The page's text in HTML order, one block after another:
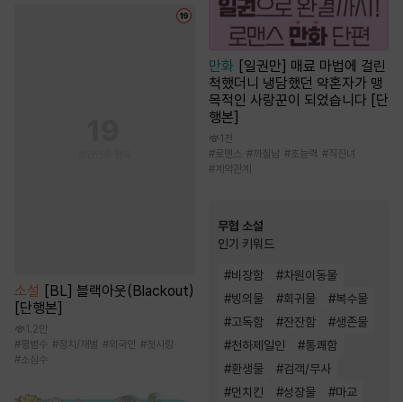
소설 [BL] 블랙아웃(Blackout)
[단행본]
1.2만
#평범수 #정치/재벌 #외국인 #첫사랑
#소심수
만화 [일권만] 매료 마법에 걸린
척했더니 냉담했던 약혼자가 맹
목적인 사랑꾼이 되었습니다 [단
행본]
1천
#로맨스 #까칠남 #초능력 #직진녀
#계약관계
무협 소설
인기 키워드
#비장함 #차원이동물
#빙의물 #회귀물 #복수물
#고독함 #잔잔함 #생존물
#천하제일인 #통쾌함
#환생물 #검객/무사
#먼치킨 #성장물 #마교